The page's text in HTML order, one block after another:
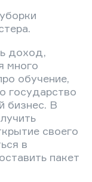
доход,
много
обучение,
государство
бизнес. В
своего
в
пакет